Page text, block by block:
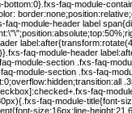
faq-module-
module-header label
faq-module-header
module-section .fxs-faq-
module-section .fxs-faq-
faq-
faq-module-title{font-
size:16px;line-